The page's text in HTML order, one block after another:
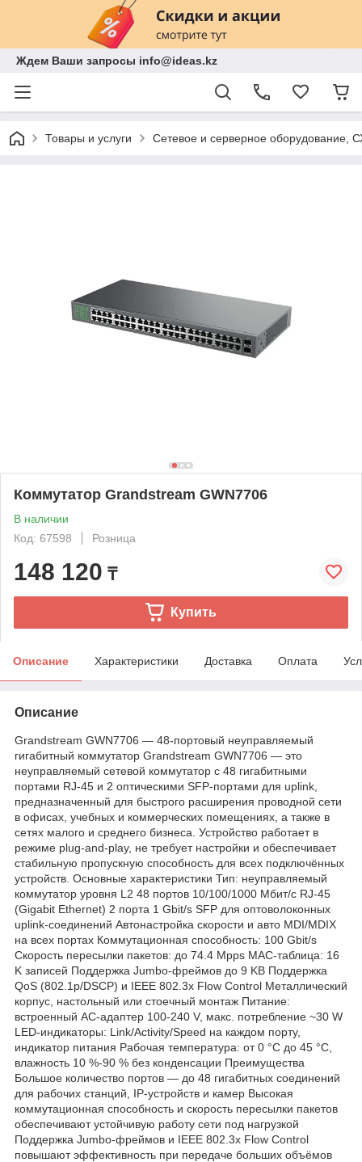
Ждем Ваши запросы info@ideas.kz
Товары и услуги Сетевое и серверное оборудование,
Коммутатор Grandstream GWN7706
В наличии
Код: 67598
Розница
148 120 ₸
Купить
Описание Характеристики Доставка Оплата
Описание
Grandstream GWN7706 — 48-портовый неуправляемый
гигабитный коммутатор Grandstream GWN7706 — это
неуправляемый сетевой коммутатор с 48 гигабитными
портами RJ-45 и 2 оптическими SFP-портами для uplink,
предназначенный для быстрого расширения проводной сети
в офисах, учебных и коммерческих помещениях, а также в
сетях малого и среднего бизнеса. Устройство работает в
режиме plug-and-play, не требует настройки и обеспечивает
стабильную пропускную способность для всех подключённых
устройств. Основные характеристики Тип: неуправляемый
коммутатор уровня L2 48 портов 10/100/1000 Мбит/с RJ-45
(Gigabit Ethernet) 2 порта 1 Gbit/s SFP для оптоволоконных
uplink-соединений Автонастройка скорости и авто MDI/MDIX
на всех портах Коммутационная способность: 100 Gbit/s
Скорость пересылки пакетов: до 74.4 Mpps MAC-таблица: 16
K записей Поддержка Jumbo-фреймов до 9 KB Поддержка
QoS (802.1p/DSCP) и IEEE 802.3x Flow Control Металлический
корпус, настольный или стоечный монтаж Питание:
встроенный AC-адаптер 100-240 V, макс. потребление ~30 W
LED-индикаторы: Link/Activity/Speed на каждом порту,
индикатор питания Рабочая температура: от 0 °C до 45 °C,
влажность 10 %-90 % без конденсации Преимущества
Большое количество портов — до 48 гигабитных соединений
для рабочих станций, IP-устройств и камер Высокая
коммутационная способность и скорость пересылки пакетов
обеспечивают устойчивую работу сети под нагрузкой
Поддержка Jumbo-фреймов и IEEE 802.3x Flow Control
повышают эффективность при передаче больших объёмов